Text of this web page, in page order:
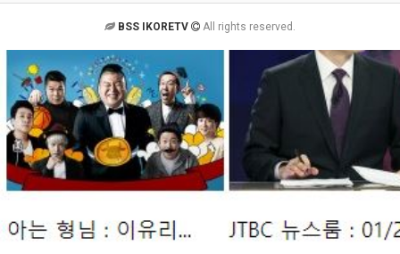
BSS IKORETV All rights reserved.